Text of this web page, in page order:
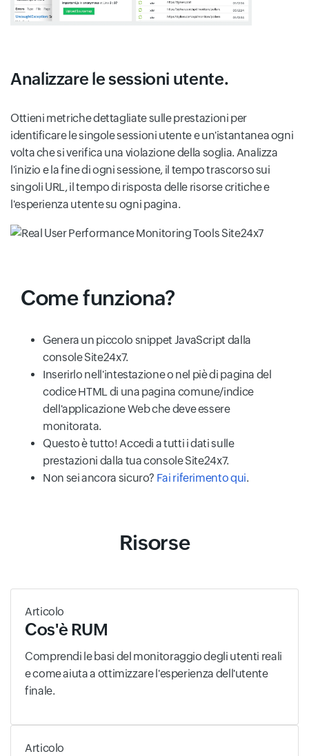
Analizzare le sessioni utente.
Ottieni metriche dettagliate sulle prestazioni per
identificare le singole sessioni utente e un'istantanea ogni
volta che si verifica una violazione della soglia. Analizza
l'inizio e la fine di ogni sessione, il tempo trascorso sui
singoli URL, il tempo di risposta delle risorse critiche e
l'esperienza utente su ogni pagina.
Come funziona?
Genera un piccolo snippet JavaScript dalla
console Site24x7.
Inserirlo nell'intestazione o nel piè di pagina del
codice HTML di una pagina comune/indice
dell'applicazione Web che deve essere
monitorata.
Questo è tutto! Accedi a tutti i dati sulle
prestazioni dalla tua console Site24x7.
Non sei ancora sicuro? Fai riferimento qui.
Risorse
Articolo
Cos'è RUM
Comprendi le basi del monitoraggio degli utenti reali
e come aiuta a ottimizzare l'esperienza dell'utente
finale.
Articolo